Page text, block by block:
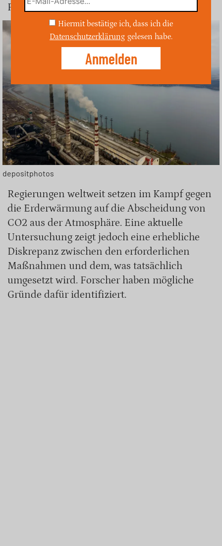
Reduktion.
depositphotos
Regierungen weltweit setzen im Kampf gegen
die Erderwärmung auf die Abscheidung von
CO2 aus der Atmosphäre. Eine aktuelle
Untersuchung zeigt jedoch eine erhebliche
Diskrepanz zwischen den erforderlichen
Maßnahmen und dem, was tatsächlich
umgesetzt wird. Forscher haben mögliche
Gründe dafür identifiziert.
Hiermit bestätige ich, dass ich die
Datenschutzerklärung gelesen habe.